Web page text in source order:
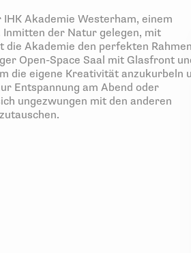
Akademie Westerham, einem
Inmitten der Natur gelegen, mit
Akademie den perfekten Rahmen
Open-Space Saal mit Glasfront
die eigene Kreativität anzukurbeln
Entspannung am Abend oder
ungezwungen mit den anderen